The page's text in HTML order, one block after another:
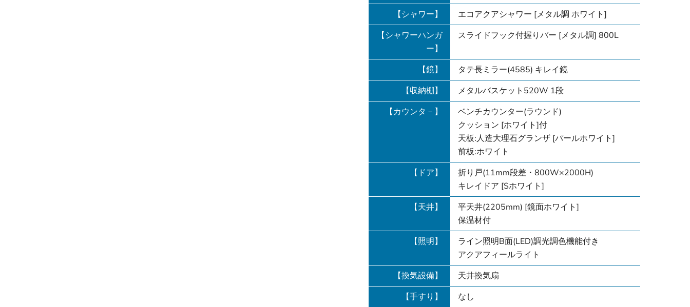
【シャワー】
エコアクアシャワー [メタル調 ホワイト]
【シャワーハンガ
ー】
スライドフック付握りバー [メタル調] 800L
【鏡】
タテ長ミラー(4585) キレイ鏡
【収納棚】
メタルバスケット520W 1段
【カウンタ－】
ベンチカウンター(ラウンド)
クッション [ホワイト]付
天板:人造大理石グランザ [パールホワイト]
前板:ホワイト
【ドア】
折り戸(11mm段差・800W×2000H)
キレイドア [Sホワイト]
【天井】
平天井(2205mm) [鏡面ホワイト]
保温材付
【照明】
ライン照明B面(LED)調光調色機能付き
アクアフィールライト
【換気設備】
天井換気扇
【手すり】
なし